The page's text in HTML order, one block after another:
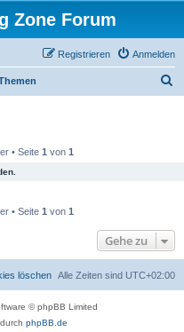
Zone Forum
Anmelden
Registrieren
• Seite 1 von 1
• Seite 1 von 1
Gehe zu
Alle Zeiten sind UTC+02:00
löschen
© phpBB Limited
phpBB.de